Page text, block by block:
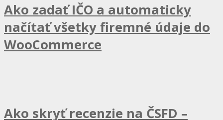
Ako zadať IČO a automaticky
načítať všetky firemné údaje do
WooCommerce
Ako skryť recenzie na ČSFD –